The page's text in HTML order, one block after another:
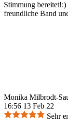
Stimmung
freundliche Band
Monika Milbrodt-
16:56 13 Feb 22
Sehr